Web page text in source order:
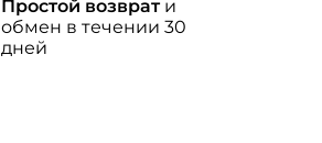
Простой возврати
обмен в течении 30
дней